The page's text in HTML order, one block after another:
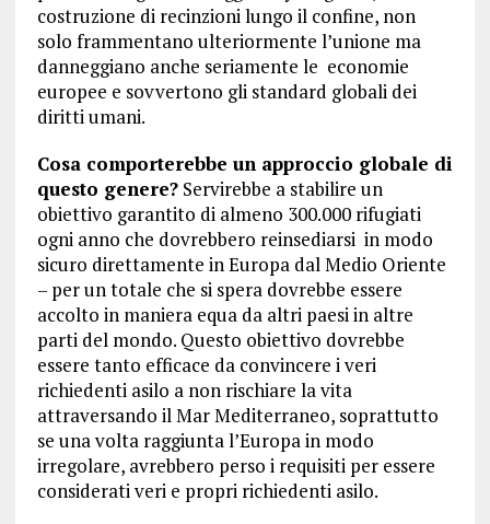
costruzione di recinzioni lungo il confine, non
solo frammentano ulteriormente l’unione ma
danneggiano anche seriamente le economie
europee e sovvertono gli standard globali dei
diritti umani.
Cosa comporterebbe un approccio globale di
questo genere?Servirebbe a stabilire un
obiettivo garantito di almeno 300.000 rifugiati
ogni anno che dovrebbero reinsediarsi in modo
sicuro direttamente in Europa dal Medio Oriente
– per un totale che si spera dovrebbe essere
accolto in maniera equa da altri paesi in altre
parti del mondo. Questo obiettivo dovrebbe
essere tanto efficace da convincere i veri
richiedenti asilo a non rischiare la vita
attraversando il Mar Mediterraneo, soprattutto
se una volta raggiunta l’Europa in modo
irregolare, avrebbero perso i requisiti per essere
considerati veri e propri richiedenti asilo.